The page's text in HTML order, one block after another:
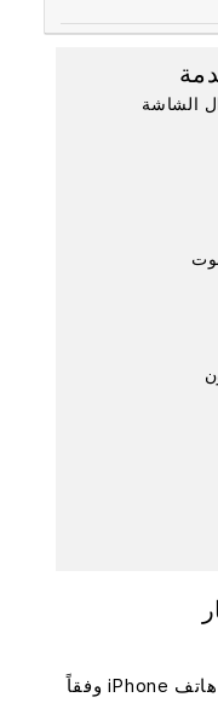
الشاشة
تجدون أدناه لائحة أسعار شاشات هاتف iPhone وفقاً